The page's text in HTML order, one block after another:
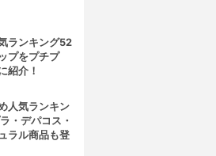
ランキング52
プをプチプ
紹介！
人気ランキン
・デパコス・
ラル商品も登